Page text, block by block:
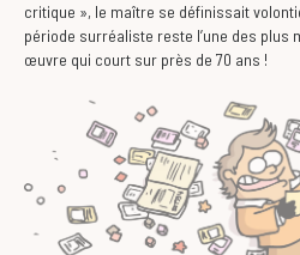
critique », le maître se définissait
période surréaliste reste l’une des plus
œuvre qui court sur près de 70 ans !